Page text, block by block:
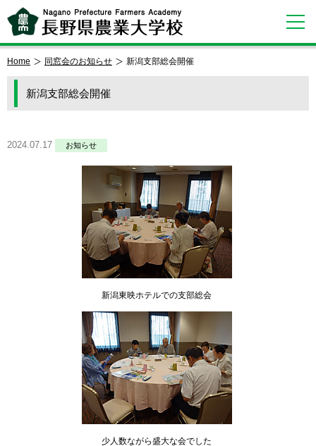
Home 同窓会のお知らせ 新潟支部総会開催
新潟支部総会開催
2024.07.17 お知らせ
新潟東映ホテルでの支部総会
少人数ながら盛大な会でした